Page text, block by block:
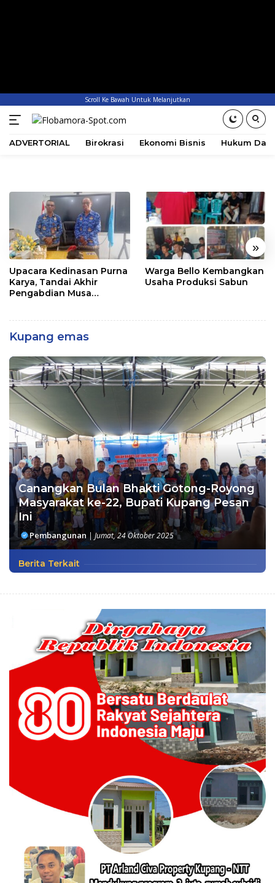
Scroll Ke Bawah Untuk Melanjutkan
ADVERTORIAL Birokrasi Ekonomi Bisnis Hukum
« »
Upacara Kedinasan Purna
Karya, Tandai Akhir
Pengabdian Musa
Warga Bello Kembangkan
Usaha Produksi Sabun
Kupang emas
Canangkan Bulan Bhakti Gotong-Royong
Masyarakat ke-22, Bupati Kupang Pesan
Ini
Pembangunan | Jumat, 24 Oktober 2025
Berita Terkait